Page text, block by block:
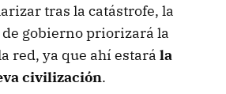
tras la catástrofe, la
gobierno priorizará la
red, ya que ahí estará la
civilización.